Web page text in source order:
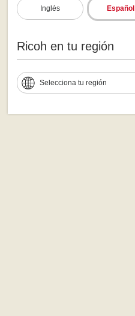
Inglés Español
Ricoh en tu región
Selecciona tu región